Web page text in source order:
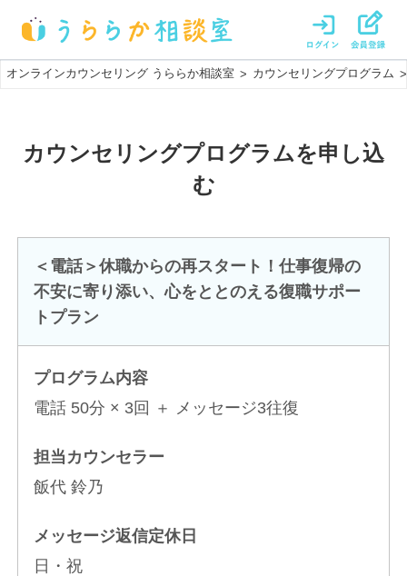
オンラインカウンセリング うららか相談室 > カウンセリングプログラム >
カウンセリングプログラムを申し込
む
＜電話＞休職からの再スタート！仕事復帰の
不安に寄り添い、心をととのえる復職サポー
トプラン
プログラム内容
電話 50分 × 3回 ＋ メッセージ3往復
担当カウンセラー
飯代 鈴乃
メッセージ返信定休日
日・祝